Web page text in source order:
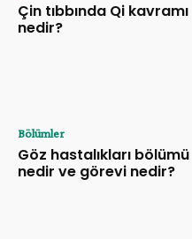
Çin tıbbında Qi kavramı
nedir?
Bölümler
Göz hastalıkları bölümü
nedir ve görevi nedir?